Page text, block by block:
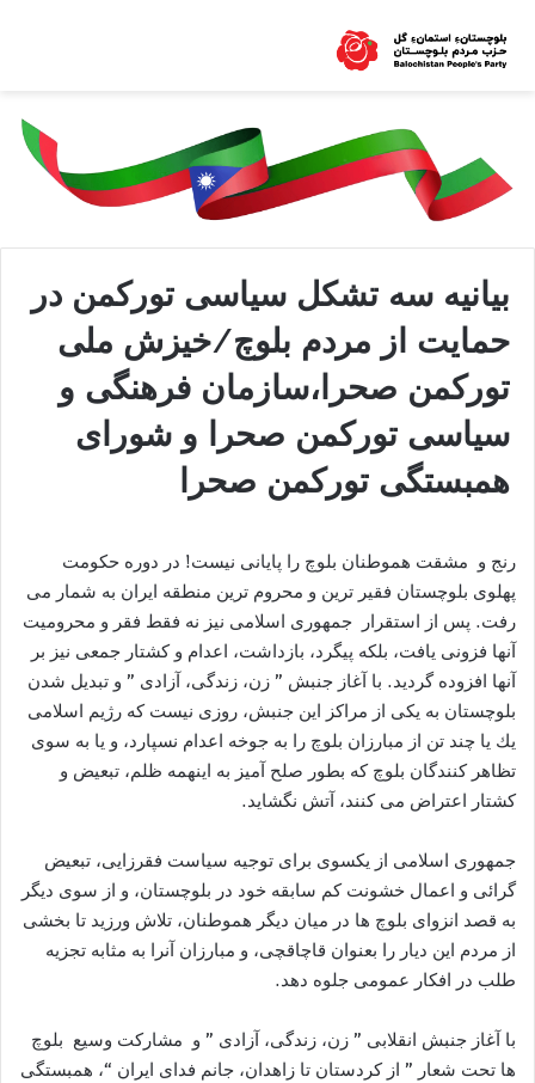
بيانيه سه تشكل سياسى توركمن در
حمايت از مردم بلوچ/خيزش ملى
توركمن صحرا،سازمان فرهنگى و
سياسى توركمن صحرا و شوراى
همبستگى توركمن صحرا
رنج و مشقت هموطنان بلوچ را پايانى نيست! در دوره حكومت
پهلوى بلوچستان فقير ترين و محروم ترين منطقه ايران به شمار مى
رفت. پس از استقرار جمهورى اسلامى نيز نه فقط فقر و محروميت
آنها فزونى يافت، بلكه پيگرد، بازداشت، اعدام و كشتار جمعى نيز بر
آنها افزوده گرديد. با آغاز جنبش ” زن، زندگى، آزادى ” و تبديل شدن
بلوچستان به يكى از مراكز اين جنبش، روزى نيست كه رژيم اسلامى
يك يا چند تن از مبارزان بلوچ را به جوخه اعدام نسپارد، و يا به سوى
تظاهر كنندگان بلوچ كه بطور صلح آميز به اينهمه ظلم، تبعيض و
كشتار اعتراض مى كنند، آتش نگشايد.
جمهورى اسلامى از يكسوى براى توجيه سياست فقرزايى، تبعيض
گرائى و اعمال خشونت كم سابقه خود در بلوچستان، و از سوى ديگر
به قصد انزواى بلوچ ها در ميان ديگر هموطنان، تلاش ورزيد تا بخشى
از مردم اين ديار را بعنوان قاچاقچى، و مبارزان آنرا به مثابه تجزيه
طلب در افكار عمومى جلوه دهد.
با آغاز جنبش انقلابى ” زن، زندگى، آزادى ” و مشاركت وسيع بلوچ
ها تحت شعار ” از كردستان تا زاهدان، جانم فداى ايران “، همبستگى